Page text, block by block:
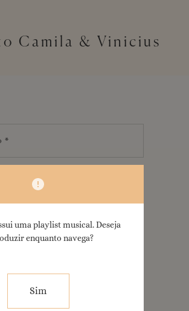
uma playlist musical. Deseja
enquanto navega?
Sim
Camila & Vinicius
*
pertence? *
Sim